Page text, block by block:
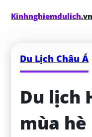
Kinhnghiemdulich.vn
Du Lịch Châu Á
Du lịch
mùa hè